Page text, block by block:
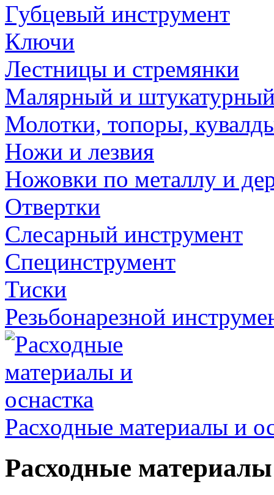
Губцевый инструмент
Ключи
Лестницы и стремянки
Малярный и
Молотки, топоры,
Ножи и лезвия
Ножовки по металлу и
Отвертки
Слесарный инструмент
Специнструмент
Тиски
Резьбонарезной
Расходные материалы и
Расходные